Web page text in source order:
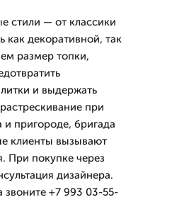
стили — от классики
декоративной, так
размер топки,
и выдержать
при
пригороде, бригада
клиенты вызывают
При покупке через
дизайнера.
звоните +7 993 03-55-